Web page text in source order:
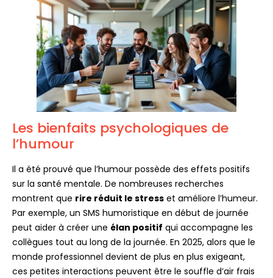
Les bienfaits psychologiques de
l’humour
Il a été prouvé que l’humour possède des effets positifs
sur la santé mentale. De nombreuses recherches
montrent que rire réduit le stress et améliore l’humeur.
Par exemple, un SMS humoristique en début de journée
peut aider à créer une élan positif qui accompagne les
collègues tout au long de la journée. En 2025, alors que le
monde professionnel devient de plus en plus exigeant,
ces petites interactions peuvent être le souffle d’air frais